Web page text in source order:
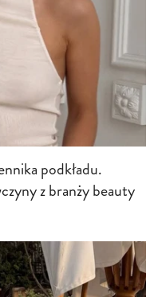
podkładu.
z branży beauty